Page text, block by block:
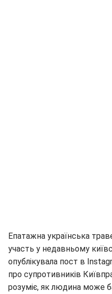
Епатажна українська
участь у недавньому
опублікувала пост в
про супротивників
розуміє, як людина може